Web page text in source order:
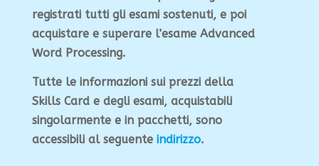
registrati tutti gli esami sostenuti, e poi
acquistare e superare l’esame Advanced
Word Processing.
Tutte le informazioni sui prezzi della
Skills Card e degli esami, acquistabili
singolarmente e in pacchetti, sono
accessibili al seguente indirizzo.